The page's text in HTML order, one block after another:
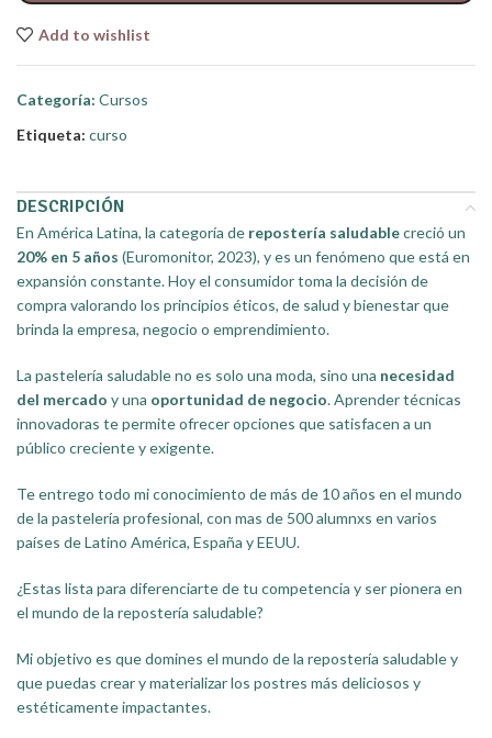
Add to wishlist
Categoría: Cursos
Etiqueta: curso
DESCRIPCIÓN
En América Latina, la categoría de repostería saludablecreció un
20% en 5 años (Euromonitor, 2023), y es un fenómeno que está en
expansión constante. Hoy el consumidor toma la decisión de
compra valorando los principios éticos, de salud y bienestar que
brinda la empresa, negocio o emprendimiento.
La pastelería saludable no es solo una moda, sino una necesidad
del mercado y una oportunidad de negocio. Aprender técnicas
innovadoras te permite ofrecer opciones que satisfacen a un
público creciente y exigente.
Te entrego todo mi conocimiento de más de 10 años en el mundo
de la pastelería profesional, con mas de 500 alumnxs en varios
países de Latino América, España y EEUU.
¿Estas lista para diferenciarte de tu competencia y ser pionera en
el mundo de la repostería saludable?
Mi objetivo es que domines el mundo de la repostería saludable y
que puedas crear y materializar los postres más deliciosos y
estéticamente impactantes.